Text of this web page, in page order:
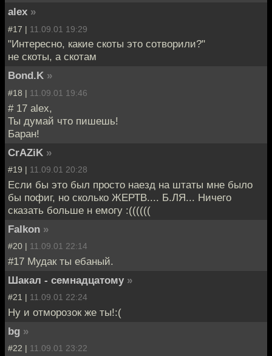
alex »
#17 | 11.09.01 19:29
"Интересно, какие скоты это сотворили?"
не скоты, а скотам
Bond.K »
#18 | 11.09.01 19:46
# 17 alex,
Ты думай что пишешь!
Баран!
CrAZiK »
#19 | 11.09.01 20:28
Если бы это был просто наезд на штаты мне было
бы пофиг, но сколько ЖЕРТВ.... Б.ЛЯ... Ничего
сказать больше н емогу :((((((
Falkon »
#20 | 11.09.01 22:14
#17 Мудак ты ебаный.
Шакал - семнадцатому »
#21 | 11.09.01 22:24
Ну и отморозок же ты!:(
bg »
#22 | 11.09.01 23:22